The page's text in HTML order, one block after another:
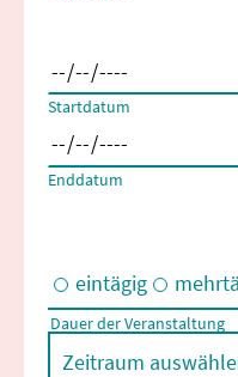
Startdatum
Enddatum
Eintägige und/oder
eintägig
Dauer der Veranstaltung
Zeitraum